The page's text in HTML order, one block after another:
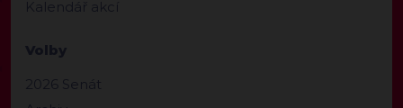
Kalendář akcí
Volby
2026 Senát